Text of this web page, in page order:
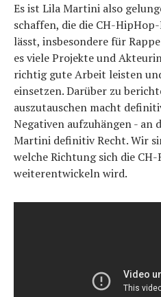
Es ist Lila Martini also
schaffen, die die CH-
lässt, insbesondere für
es viele Projekte und
richtig gute Arbeit leisten
einsetzen. Darüber zu
auszutauschen macht
Negativen aufzuhängen - an
Martini definitiv Recht. Wir
welche Richtung sich die CH-
weiterentwickeln wird.